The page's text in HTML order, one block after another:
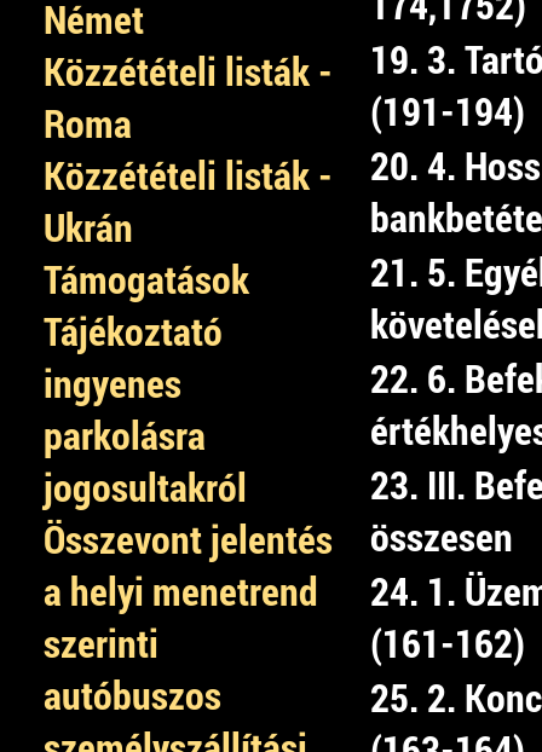
Német
Közzétételi listák -
Roma
Közzétételi listák -
Ukrán
Támogatások
Tájékoztató
ingyenes
parkolásra
jogosultakról
Összevont jelentés
a helyi menetrend
szerinti
autóbuszos
19. 3.
(191-194)
20. 4.
21. 5.
22. 6.
23. III.
összesen
24. 1.
(161-162)
25. 2.